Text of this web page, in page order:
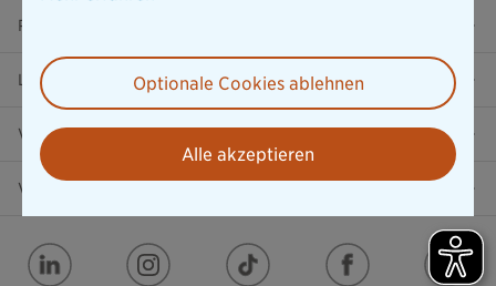
Ratgeber
Lob & Kritik
Versicherung in der Nähe
Vertrag widerrufen
Optionale Cookies ablehnen
Alle akzeptieren